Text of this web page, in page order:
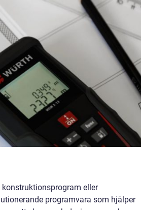
eller
programvara som hjälper